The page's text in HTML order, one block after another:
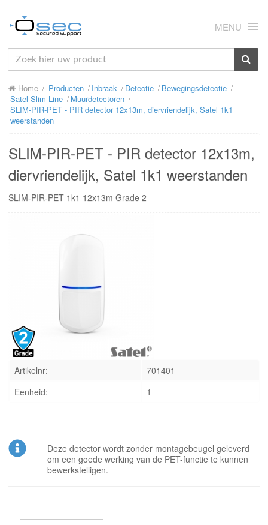
MENU
HOME
OVER ONS
NIEUWS
SUPPORT
RMA
Home Producten Inbraak Detectie
Bewegingsdetectie
Satel Slim Line
Muurdetectoren
SLIM-PIR-PET - PIR detector 12x13m, diervriendelijk, Satel 1k1
weerstanden
SLIM-PIR-PET - PIR detector 12x13m,
diervriendelijk, Satel 1k1 weerstanden
SLIM-PIR-PET 1k1 12x13m Grade 2
Artikelnr:
701401
Eenheid:
1
Deze detector wordt zonder montagebeugel geleverd
om een goede werking van de PET-functie te kunnen
bewerkstelligen.